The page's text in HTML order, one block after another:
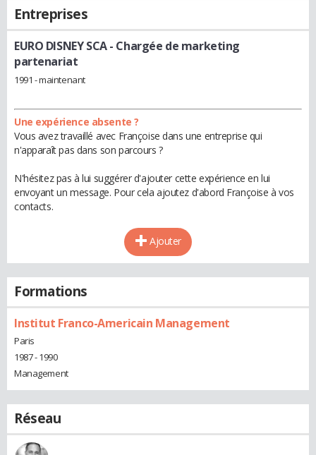
Entreprises
EURO DISNEY SCA- Chargée de marketing
partenariat
1991 - maintenant
Une expérience absente ?
Vous avez travaillé avec Françoise dans une entreprise qui
n'apparaît pas dans son parcours ?
N'hésitez pas à lui suggérer d'ajouter cette expérience en lui
envoyant un message. Pour cela ajoutez d'abord Françoise à vos
contacts.
Ajouter
Formations
Institut Franco-Americain Management
Paris
1987 - 1990
Management
Réseau